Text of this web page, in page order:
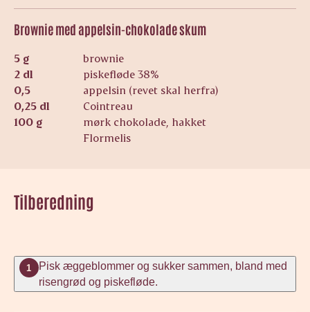
Brownie med appelsin-chokolade skum
5 g
brownie
2 dl
piskefløde 38%
0,5
appelsin (revet skal herfra)
0,25 dl
Cointreau
100 g
mørk chokolade, hakket
Flormelis
Tilberedning
1
Pisk æggeblommer og sukker sammen, bland med
risengrød og piskefløde.